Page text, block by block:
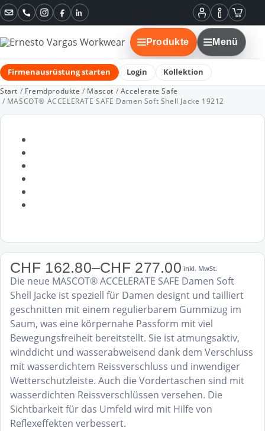
Mein
Konto
Informationen
Instagram
FacebookLinkedIn
Produkte Menü
Firmenausrüstung starten Login Kollektion
Start / Fremdprodukte / Mascot / Accelerate Safe
/ MASCOT® ACCELERATE SAFE Damen Soft Shell Jacke 19212
CHF162.80–CHF277.00
Preisspanne:
CHF 162.80
bis
CHF 277.00
inkl. MwSt.
Die neue MASCOT® ACCELERATE SAFE Damen Soft
Shell Jacke ist speziell für Damen designt und tailliert
geschnitten mit einem regulierbarem Gummizug im
Saum, was eine körpernahe Passform mit viel
Bewegungsfreiheit bereitstellt. Sie ist atmungsaktiv,
winddicht und wasserabweisend dank dem Verschluss
mit wasserdichtem Reissverschluss und inwendiger
Wetterschutzleiste. Auch die Vordertaschen sind mit
wasserdichten Reissverschlüssen versehen. Die
Sichtbarkeit für das Umfeld wird mit Hilfe von
Reflexeffekten verbessert.